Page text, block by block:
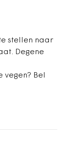
stellen naar
Degene
vegen? Bel